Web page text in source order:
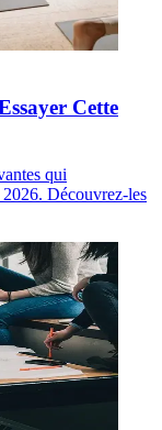
Cette
qui
Découvrez-les